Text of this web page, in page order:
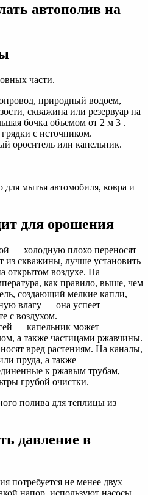
автополив на
части.
природный водоем,
скважина или резервуар на
бочка объемом от 2 м 3 .
с источником.
ороситель или капельник.
для орошения
— холодную плохо переносят
из скважины, лучше установить
открытом воздухе. На
как правило, выше, чем
создающий мелкие капли,
влагу — она успеет
с воздухом.
— капельник может
а также частицами ржавчины.
вред растениям. На каналы,
пруда, а также
к ржавым трубам,
грубой очистки.
давление в
потребуется не менее двух
напор, используют насосы,